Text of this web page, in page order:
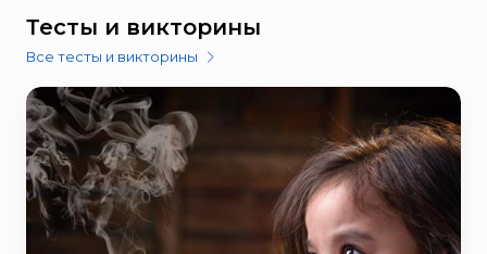
Тесты и викторины
Все тесты и викторины